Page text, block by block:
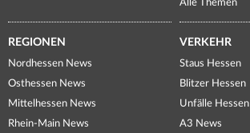
Alle Themen
REGIONEN
Nordhessen News
Osthessen News
Mittelhessen News
Rhein-Main News
VERKEHR
Staus Hessen
Blitzer Hessen
Unfälle Hessen
A3 News